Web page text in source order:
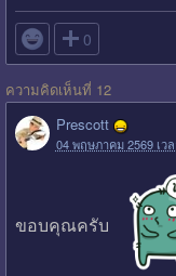
 0
ความคิดเห็นที่ 12
Prescott
04 พฤษภาคม 2569 เว
ขอบคุณครับ